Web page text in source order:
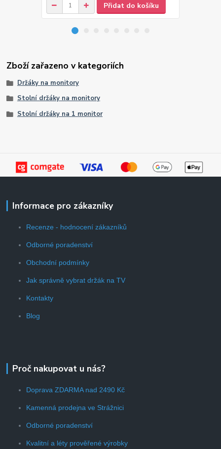
Přidat do košíku
Zboží zařazeno v kategoriích
Držáky na monitory
Stolní držáky na monitory
Stolní držáky na 1 monitor
Informace pro zákazníky
Recenze - hodnocení zákazníků
Odborné poradenství
Obchodní podmínky
Jak správně vybrat držák na TV
Kontakty
Blog
Proč nakupovat u nás?
Doprava ZDARMA nad 2490 Kč
Kamenná prodejna ve Strážnici
Odborné poradenství
Kvalitní a léty prověřené výrobky